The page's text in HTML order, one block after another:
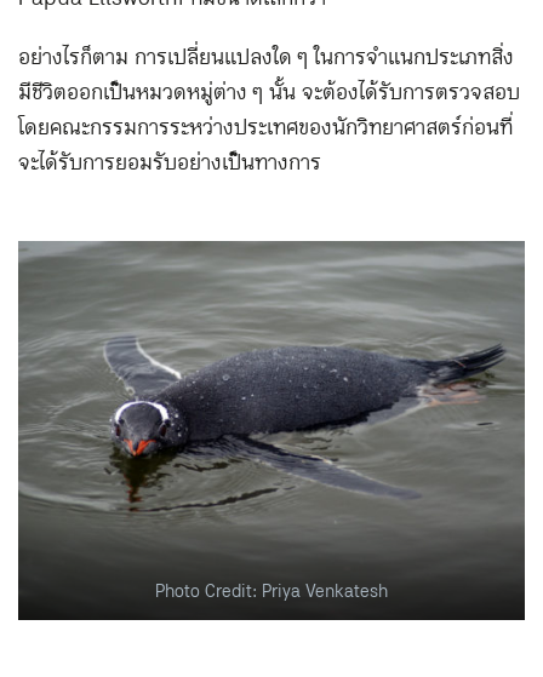
อย่างไรก็ตาม การเปลี่ยนแปลงใด ๆ ในการจำแนกประเภทสิ่ง
มีชีวิตออกเป็นหมวดหมู่ต่าง ๆ นั้น จะต้องได้รับการตรวจสอบ
โดยคณะกรรมการระหว่างประเทศของนักวิทยาศาสตร์ก่อนที่
จะได้รับการยอมรับอย่างเป็นทางการ
Photo Credit: Priya Venkatesh